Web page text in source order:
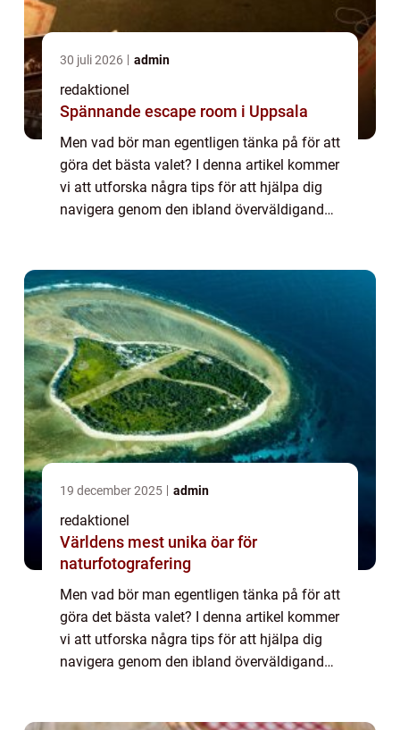
30 juli 2026 admin
redaktionel
Spännande escape room i Uppsala
Men vad bör man egentligen tänka på för att
göra det bästa valet? I denna artikel kommer
vi att utforska några tips för att hjälpa dig
navigera genom den ibland överväldigande
19 december 2025 admin
redaktionel
Världens mest unika öar för
naturfotografering
Men vad bör man egentligen tänka på för att
göra det bästa valet? I denna artikel kommer
vi att utforska några tips för att hjälpa dig
navigera genom den ibland överväldigande